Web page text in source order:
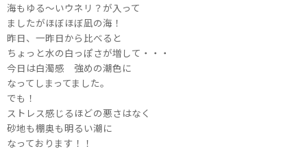
海もゆる～いウネリ？が入って
ましたがほぼほぼ凪の海！
昨日、一昨日から比べると
ちょっと水の白っぽさが増して・・・
今日は白濁感 強めの潮色に
なってしまってました。
でも！
ストレス感じるほどの悪さはなく
砂地も棚奥も明るい潮に
なっております！！